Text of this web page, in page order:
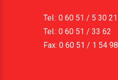
Tel.: 0 60 51 / 5 30 21
Tel.: 0 60 51 / 33 62
Fax: 0 60 51 / 1 54 98